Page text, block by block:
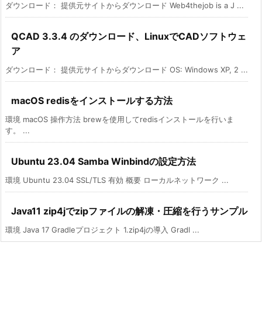
ダウンロード： 提供元サイトからダウンロード Web4thejob is a J ...
QCAD 3.3.4 のダウンロード、LinuxでCADソフトウェ
ア
ダウンロード： 提供元サイトからダウンロード OS: Windows XP, 2 ...
macOS redisをインストールする方法
環境 macOS 操作方法 brewを使用してredisインストールを行いま
す。 ...
Ubuntu 23.04 Samba Winbindの設定方法
環境 Ubuntu 23.04 SSL/TLS 有効 概要 ローカルネットワーク ...
Java11 zip4jでzipファイルの解凍・圧縮を行うサンプル
環境 Java 17 Gradleプロジェクト 1.zip4jの導入 Gradl ...